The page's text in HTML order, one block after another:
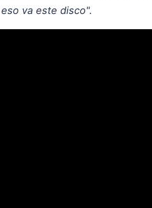
va este disco".